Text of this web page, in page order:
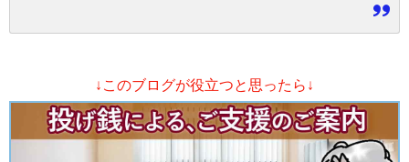
↓このブログが役立つと思ったら↓